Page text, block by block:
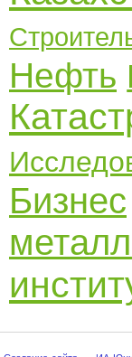
Нефть
Бизнес